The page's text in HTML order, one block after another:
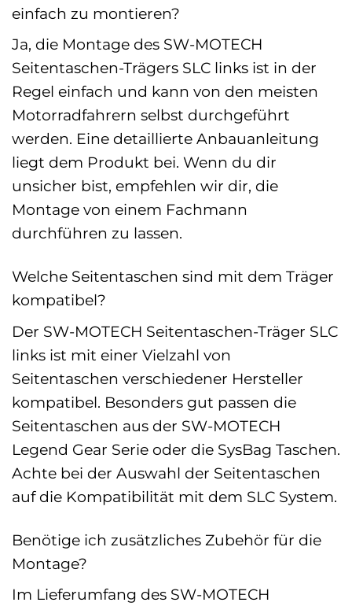
einfach zu montieren?
Ja, die Montage des SW-MOTECH
Seitentaschen-Trägers SLC links ist in der
Regel einfach und kann von den meisten
Motorradfahrern selbst durchgeführt
werden. Eine detaillierte Anbauanleitung
liegt dem Produkt bei. Wenn du dir
unsicher bist, empfehlen wir dir, die
Montage von einem Fachmann
durchführen zu lassen.
Welche Seitentaschen sind mit dem Träger
kompatibel?
Der SW-MOTECH Seitentaschen-Träger SLC
links ist mit einer Vielzahl von
Seitentaschen verschiedener Hersteller
kompatibel. Besonders gut passen die
Seitentaschen aus der SW-MOTECH
Legend Gear Serie oder die SysBag Taschen.
Achte bei der Auswahl der Seitentaschen
auf die Kompatibilität mit dem SLC System.
Benötige ich zusätzliches Zubehör für die
Montage?
Im Lieferumfang des SW-MOTECH